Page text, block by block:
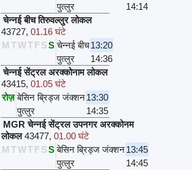
पुत्लुर
14:14
चेन्नई बीच तिरुवल्लुर लोकल
43727, 01.16 घंटे
M TWTFSS चेन्नई बीच13:20
पुत्लुर
14:36
चेन्नई सेंट्रल अरक्कोनाम लोकल
43415, 01.05 घंटे
रोज़ बेसिन ब्रिड्ज जंक्शन13:30
पुत्लुर
14:35
MGR चेन्नई सेंट्रल उपनगर अरक्कोनम
लोकल 43477, 01.00 घंटे
M TWTFSS बेसिन ब्रिड्ज जंक्शन13:45
पुत्लुर
14:45